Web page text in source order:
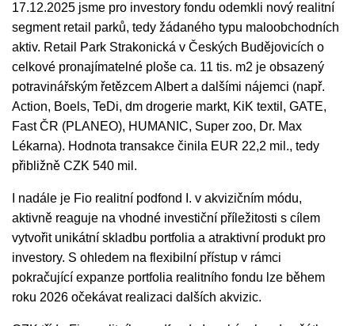
17.12.2025 jsme pro investory fondu odemkli nový realitní
segment retail parků, tedy žádaného typu maloobchodních
aktiv. Retail Park Strakonická v Českých Budějovicích o
celkové pronajímatelné ploše ca. 11 tis. m2 je obsazený
potravinářským řetězcem Albert a dalšími nájemci (např.
Action, Boels, TeDi, dm drogerie markt, KiK textil, GATE,
Fast ČR (PLANEO), HUMANIC, Super zoo, Dr. Max
Lékarna). Hodnota transakce činila EUR 22,2 mil., tedy
přibližně CZK 540 mil.
I nadále je Fio realitní podfond I. v akvizičním módu,
aktivně reaguje na vhodné investiční příležitosti s cílem
vytvořit unikátní skladbu portfolia a atraktivní produkt pro
investory. S ohledem na flexibilní přístup v rámci
pokračující expanze portfolia realitního fondu lze během
roku 2026 očekávat realizaci dalších akvizic.